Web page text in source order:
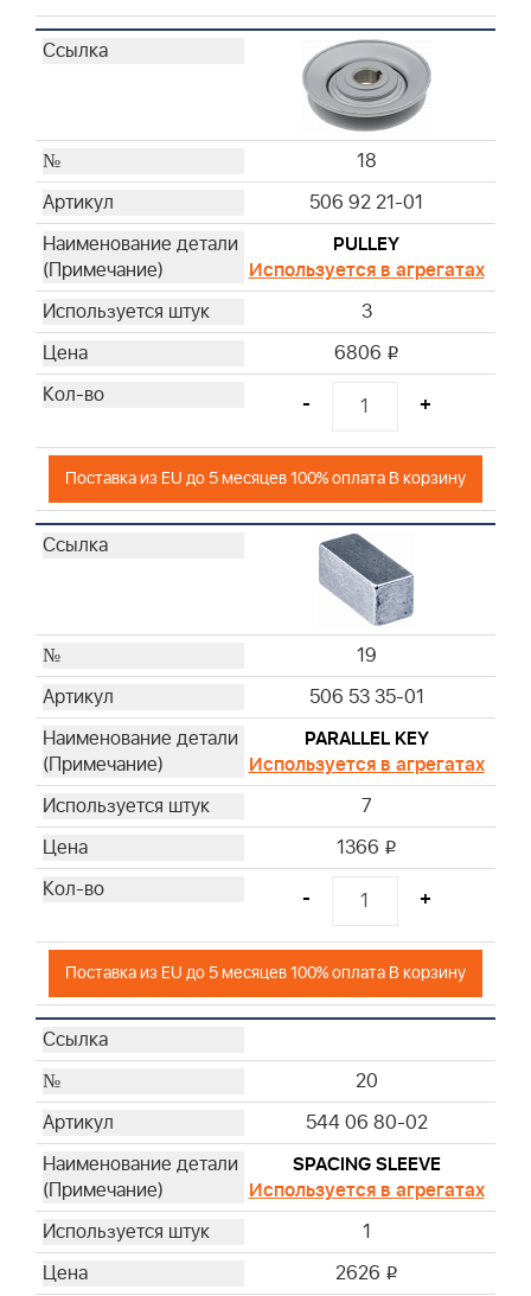
18
506 92 21-01
PULLEY
Используется в агрегатах
3
6806 i
- +
Поставка из EU до 5 месяцев 100% оплата В корзину
19
506 53 35-01
PARALLEL KEY
Используется в агрегатах
7
1366 i
- +
Поставка из EU до 5 месяцев 100% оплата В корзину
20
544 06 80-02
SPACING SLEEVE
Используется в агрегатах
1
2626 i